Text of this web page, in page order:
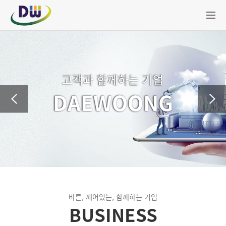
고객과 함께하는 기업
DAEWOONG
바른, 깨어있는, 함께하는 기업
BUSINESS